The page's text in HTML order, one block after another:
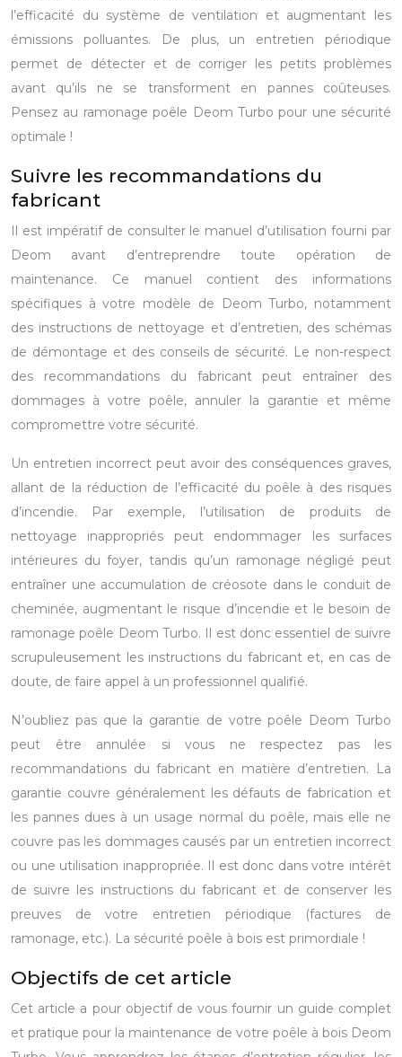
l’efficacité du système de ventilation et augmentant les
émissions polluantes. De plus, un entretien périodique
permet de détecter et de corriger les petits problèmes
avant qu’ils ne se transforment en pannes coûteuses.
Pensez au ramonage poêle Deom Turbo pour une sécurité
optimale !
Suivre les recommandations du
fabricant
Il est impératif de consulter le manuel d’utilisation fourni par
Deom avant d’entreprendre toute opération de
maintenance. Ce manuel contient des informations
spécifiques à votre modèle de Deom Turbo, notamment
des instructions de nettoyage et d’entretien, des schémas
de démontage et des conseils de sécurité. Le non-respect
des recommandations du fabricant peut entraîner des
dommages à votre poêle, annuler la garantie et même
compromettre votre sécurité.
Un entretien incorrect peut avoir des conséquences graves,
allant de la réduction de l’efficacité du poêle à des risques
d’incendie. Par exemple, l’utilisation de produits de
nettoyage inappropriés peut endommager les surfaces
intérieures du foyer, tandis qu’un ramonage négligé peut
entraîner une accumulation de créosote dans le conduit de
cheminée, augmentant le risque d’incendie et le besoin de
ramonage poêle Deom Turbo. Il est donc essentiel de suivre
scrupuleusement les instructions du fabricant et, en cas de
doute, de faire appel à un professionnel qualifié.
N’oubliez pas que la garantie de votre poêle Deom Turbo
peut être annulée si vous ne respectez pas les
recommandations du fabricant en matière d’entretien. La
garantie couvre généralement les défauts de fabrication et
les pannes dues à un usage normal du poêle, mais elle ne
couvre pas les dommages causés par un entretien incorrect
ou une utilisation inappropriée. Il est donc dans votre intérêt
de suivre les instructions du fabricant et de conserver les
preuves de votre entretien périodique (factures de
ramonage, etc.). La sécurité poêle à bois est primordiale !
Objectifs de cet article
Cet article a pour objectif de vous fournir un guide complet
et pratique pour la maintenance de votre poêle à bois Deom